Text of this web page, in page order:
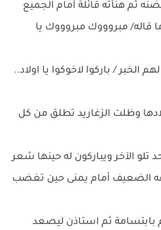
ثم هنأته قائلة أمام الجميع
قاله/ مبروووك مبروووك يا
الخبر / باركوا لاخوكوا يا اولاد..
وظلت الزغاريد تطلق من كل
الآخر ويباركون له حينها شعر
الضعيف أمام يمنى حين تغضب
بابتسامة ثم استاذن ليصعد